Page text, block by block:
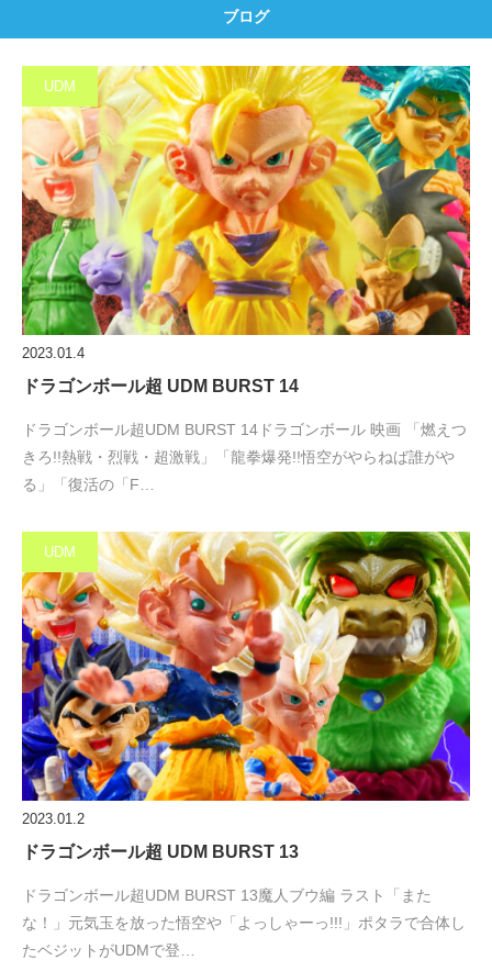
ブログ
UDM
2023.01.4
ドラゴンボール超 UDM BURST 14
ドラゴンボール超UDM BURST 14ドラゴンボール 映画 「燃えつ
きろ!!熱戦・烈戦・超激戦」「龍拳爆発!!悟空がやらねば誰がや
る」「復活の「F…
UDM
2023.01.2
ドラゴンボール超 UDM BURST 13
ドラゴンボール超UDM BURST 13魔人ブウ編 ラスト「また
な！」元気玉を放った悟空や「よっしゃーっ!!!」ポタラで合体し
たベジットがUDMで登…